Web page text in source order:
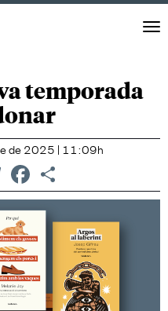
temporada
de 2025 | 11:09h
TelegramFacebook